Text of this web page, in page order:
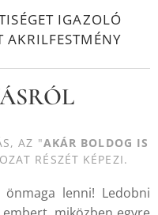
IGAZOLÓ
AZ "AKÁR BOLDOG IS
RÉSZÉT KÉPEZI.
lenni! Ledobni